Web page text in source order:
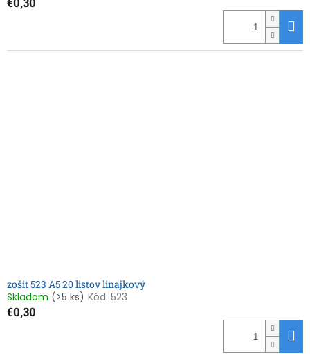
zošit 523 A5 20 listov linajkový
Skladom (>5 ks) Kód: 523
€0,30